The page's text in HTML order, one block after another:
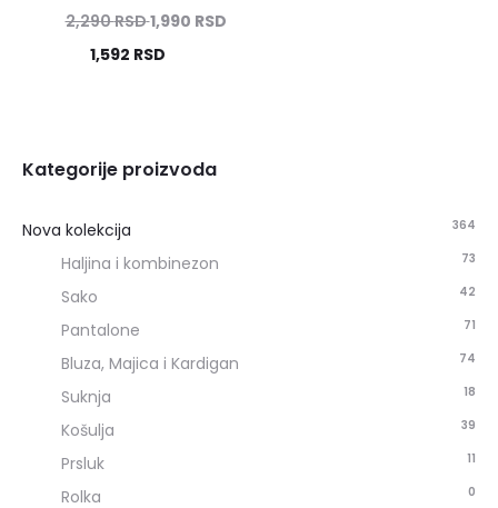
2,290RSD1,990 RSD
1,592 RSD
Kategorije proizvoda
Nova kolekcija 364
Haljina i kombinezon 73
Sako 42
Pantalone 71
Bluza, Majica i Kardigan 74
Suknja 18
Košulja 39
Prsluk 11
Rolka 0